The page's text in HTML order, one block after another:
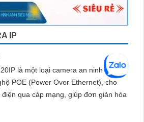
IP
là một loại camera an ninh thông
POE (Power Over Ethernet), cho
qua cáp mạng, giúp đơn giản hóa